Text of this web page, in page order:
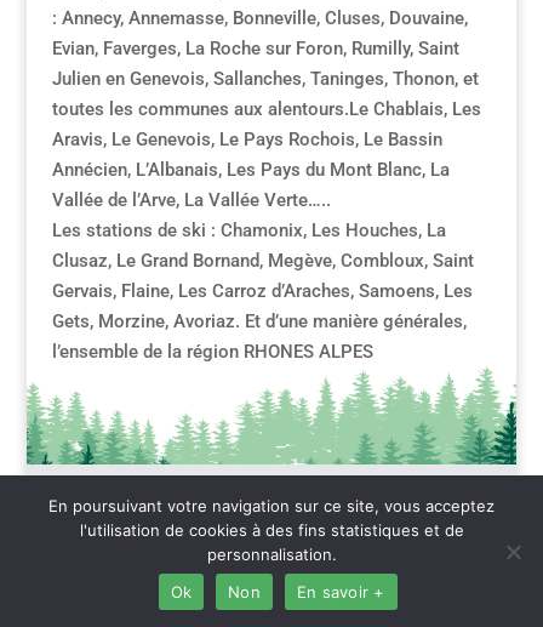
: Annecy, Annemasse, Bonneville, Cluses, Douvaine,
Evian, Faverges, La Roche sur Foron, Rumilly, Saint
Julien en Genevois, Sallanches, Taninges, Thonon, et
toutes les communes aux alentours.Le Chablais, Les
Aravis, Le Genevois, Le Pays Rochois, Le Bassin
Annécien, L’Albanais, Les Pays du Mont Blanc, La
Vallée de l’Arve, La Vallée Verte…..
Les stations de ski : Chamonix, Les Houches, La
Clusaz, Le Grand Bornand, Megève, Combloux, Saint
Gervais, Flaine, Les Carroz d’Araches, Samoens, Les
Gets, Morzine, Avoriaz. Et d’une manière générales,
l’ensemble de la région RHONES ALPES
8082026 –Mentions légales – RGPD – Gestion des
cookies – Protection de la vie privée – RGPD –
Médiateur de la consommation – BlocTEL
En poursuivant votre navigation sur ce site, vous acceptez
l'utilisation de cookies à des fins statistiques et de
personnalisation.
Ok
Non En savoir +